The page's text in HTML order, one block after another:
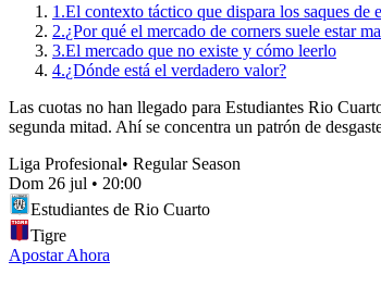
1.El contexto táctico que dispara los saques de
2.¿Por qué el mercado de corners suele estar
3.El mercado que no existe y cómo leerlo
4.¿Dónde está el verdadero valor?
Las cuotas no han llegado para Estudiantes Rio
segunda mitad. Ahí se concentra un patrón de
Liga Profesional• Regular Season
Dom 26 jul • 20:00
Estudiantes de Rio Cuarto
Tigre
Apostar Ahora